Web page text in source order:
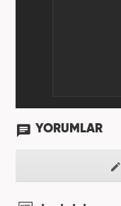
Kanal 7 Medya
YORUMLAR